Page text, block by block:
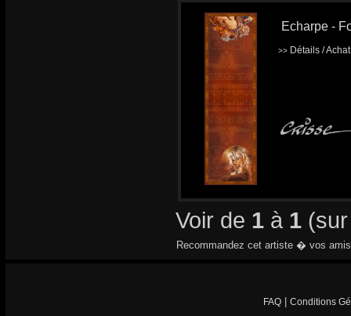
Echarpe -
>> Détails /
Voir de 1 à 1
Recommandez cet artiste � vos
FAQ Conditions